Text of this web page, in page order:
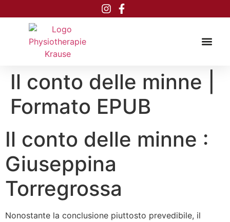
Il conto delle minne |
Formato EPUB
Il conto delle minne :
Giuseppina
Torregrossa
Nonostante la conclusione piuttosto prevedibile, il